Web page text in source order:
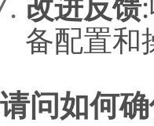
改进反馈
备配置和
请问如何